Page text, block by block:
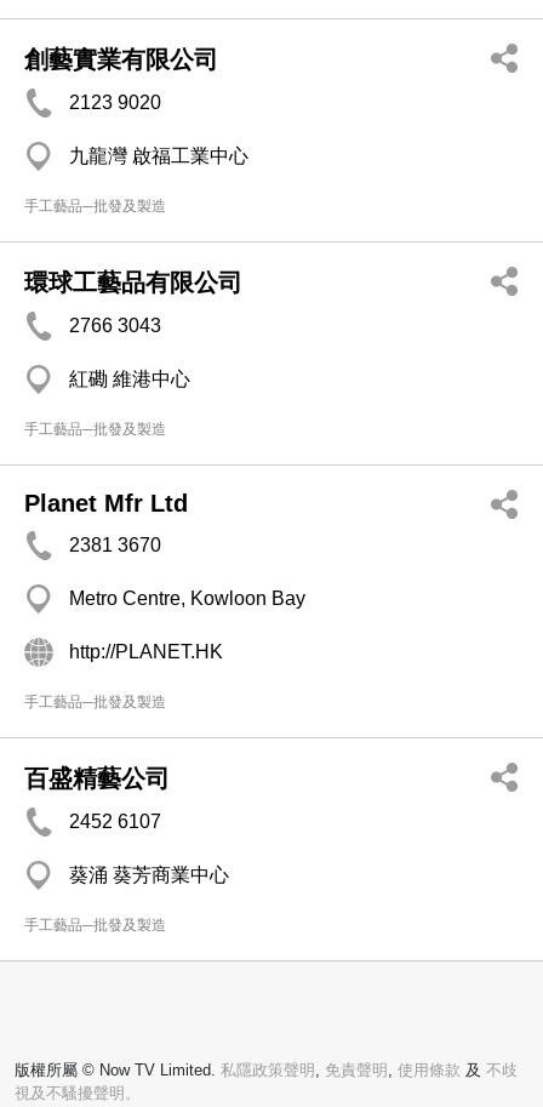
創藝實業有限公司
2123 9020
九龍灣 啟福工業中心
手工藝品─批發及製造
環球工藝品有限公司
2766 3043
紅磡 維港中心
手工藝品─批發及製造
Planet Mfr Ltd
2381 3670
Metro Centre, Kowloon Bay
http://PLANET.HK
手工藝品─批發及製造
百盛精藝公司
2452 6107
葵涌 葵芳商業中心
手工藝品─批發及製造
版權所屬 © Now TV Limited. 私隱政策聲明 , 免責聲明 , 使用條款 及 不歧
視及不騷擾聲明。